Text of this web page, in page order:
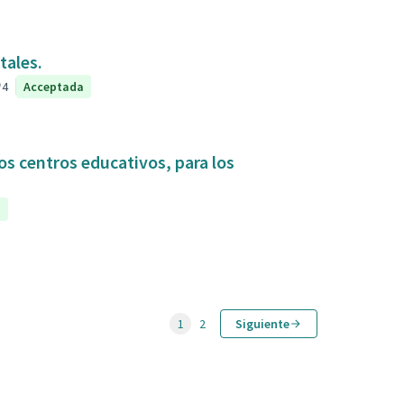
4 Acceptada
centros educativos, para los
1 2 Siguiente